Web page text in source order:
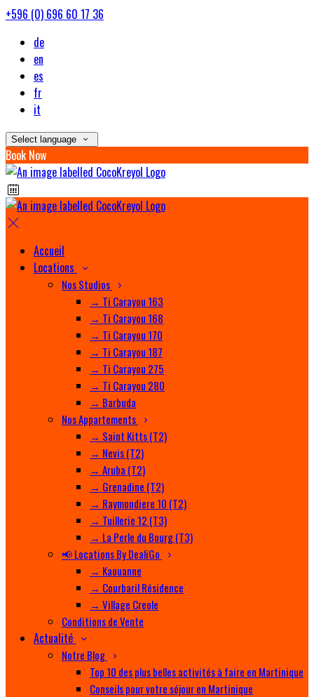
+596 (0) 696 60 17 36
de
en
es
fr
it
Select language
Book Now
Accueil
Locations
Nos Studios
→ Ti Carayou 163
→ Ti Carayou 168
→ Ti Carayou 170
→ Ti Carayou 187
→ Ti Carayou 275
→ Ti Carayou 280
→ Barbuda
Nos Appartements
→ Saint Kitts (T2)
→ Nevis (T2)
→ Aruba (T2)
→ Grenadine (T2)
→ Raymondiere 10 (T2)
→ Tuillerie 12 (T3)
→ La Perle du Bourg (T3)
📢 Locations By DealiGo
→ Kaouanne
→ Courbaril Résidence
→ Village Creole
Conditions de Vente
Actualité
Notre Blog
Top 10 des plus belles activités à faire en Martinique
Conseils pour votre séjour en Martinique